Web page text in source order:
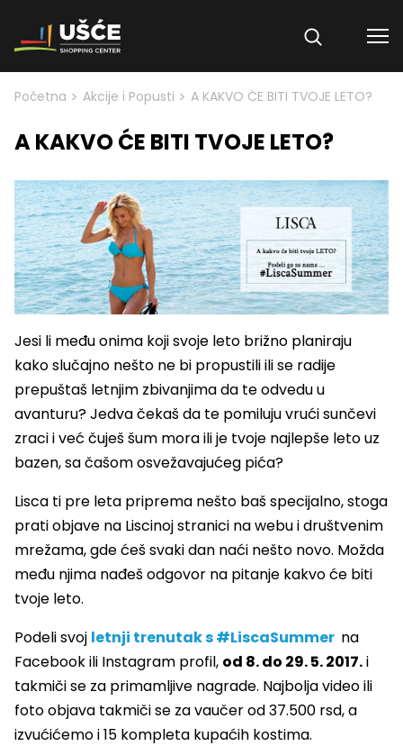
Skip to content
Početna > Akcije i Popusti > A KAKVO ĆE BITI TVOJE LETO?
A KAKVO ĆE BITI TVOJE LETO?
Jesi li među onima koji svoje leto brižno planiraju
kako slučajno nešto ne bi propustili ili se radije
prepuštaš letnjim zbivanjima da te odvedu u
avanturu? Jedva čekaš da te pomiluju vrući sunčevi
zraci i već čuješ šum mora ili je tvoje najlepše leto uz
bazen, sa čašom osvežavajućeg pića?
Lisca ti pre leta priprema nešto baš specijalno, stoga
prati objave na Liscinoj stranici na webu i društvenim
mrežama, gde ćeš svaki dan naći nešto novo. Možda
među njima nađeš odgovor na pitanje kakvo će biti
tvoje leto.
Podeli svoj letnji trenutak s#LiscaSummer na
Facebook ili Instagram profil, od 8. do 29. 5. 2017.i
takmiči se za primamljive nagrade. Najbolja video ili
foto objava takmiči se za vaučer od 37.500 rsd, a
izvućićemo i 15 kompleta kupaćih kostima.